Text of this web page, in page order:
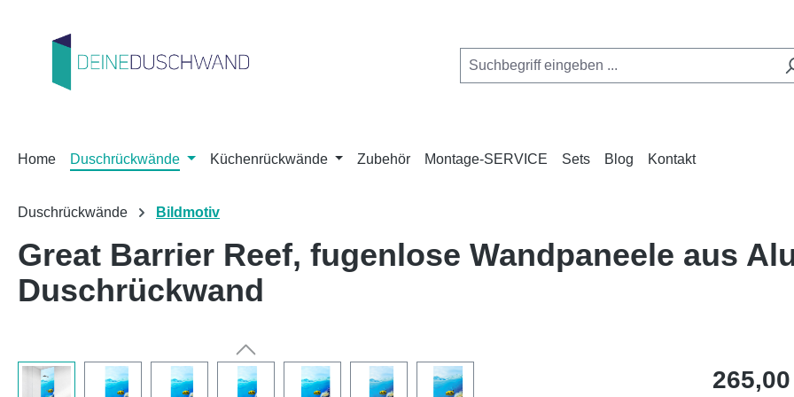
Home Duschrückwände Küchenrückwände Zubehör Montage-SERVICE Sets Blog Kontakt
Duschrückwände Bildmotiv
Great Barrier Reef, fugenlose Wandpaneele aus
Duschrückwand
Regulärer